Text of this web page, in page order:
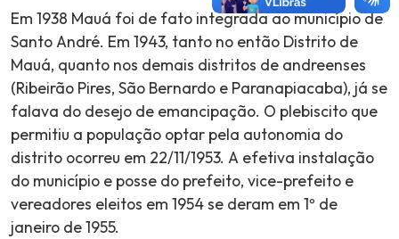
Em 1938 Mauá foi de fato integrada ao município de
Santo André. Em 1943, tanto no então Distrito de
Mauá, quanto nos demais distritos de andreenses
(Ribeirão Pires, São Bernardo e Paranapiacaba), já se
falava do desejo de emancipação. O plebiscito que
permitiu a população optar pela autonomia do
distrito ocorreu em 22/11/1953. A efetiva instalação
do município e posse do prefeito, vice-prefeito e
vereadores eleitos em 1954 se deram em 1º de
janeiro de 1955.